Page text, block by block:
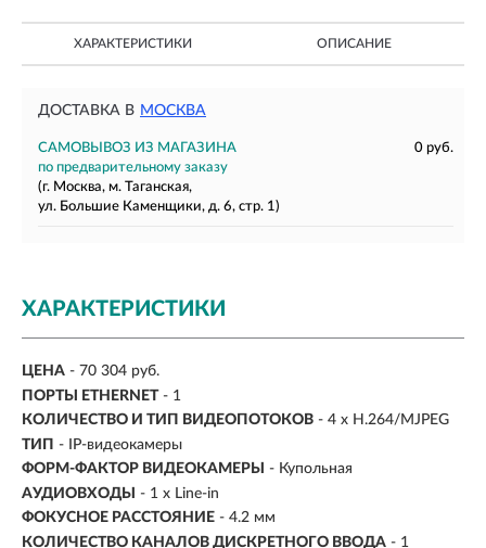
ХАРАКТЕРИСТИКИ ОПИСАНИЕ
ДОСТАВКА В МОСКВА
САМОВЫВОЗ ИЗ МАГАЗИНА
0 руб.
по предварительному заказу
(г. Москва, м. Таганская,
ул. Большие Каменщики, д. 6, стр. 1)
ХАРАКТЕРИСТИКИ
ЦЕНА - 70 304 руб.
ПОРТЫ ETHERNET - 1
КОЛИЧЕСТВО И ТИП ВИДЕОПОТОКОВ - 4 x H.264/MJPEG
ТИП - IP-видеокамеры
ФОРМ-ФАКТОР ВИДЕОКАМЕРЫ
- Купольная
АУДИОВХОДЫ
- 1 x Line-in
ФОКУСНОЕ РАССТОЯНИЕ - 4.2 мм
КОЛИЧЕСТВО КАНАЛОВ ДИСКРЕТНОГО ВВОДА - 1